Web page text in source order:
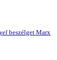
beszélget Marx